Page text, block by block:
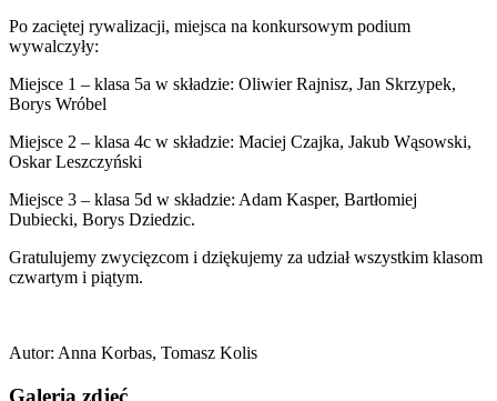
Po zaciętej rywalizacji, miejsca na konkursowym podium
wywalczyły:
Miejsce 1 – klasa 5a w składzie: Oliwier Rajnisz, Jan Skrzypek,
Borys Wróbel
Miejsce 2 – klasa 4c w składzie: Maciej Czajka, Jakub Wąsowski,
Oskar Leszczyński
Miejsce 3 – klasa 5d w składzie: Adam Kasper, Bartłomiej
Dubiecki, Borys Dziedzic.
Gratulujemy zwycięzcom i dziękujemy za udział wszystkim klasom
czwartym i piątym.
Autor: Anna Korbas, Tomasz Kolis
Galeria zdjęć